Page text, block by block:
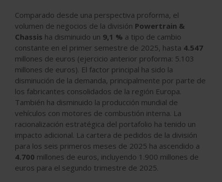
Comparado desde una perspectiva proforma, el
volumen de negocios de la división Powertrain &
Chassis ha disminuido un 9,1 % a tipo de cambio
constante en el primer semestre de 2025, hasta 4.547
millones de euros (ejercicio anterior proforma: 5.103
millones de euros). El factor principal ha sido la
disminución de la demanda, principalmente por parte de
los fabricantes consolidados de la región Europa.
También ha disminuido la producción mundial de
vehículos con motores de combustión interna. La
racionalización estratégica del portafolio ha tenido un
impacto adicional. La cartera de pedidos de la división
para los seis primeros meses de 2025 ha ascendido a
4.700 millones de euros, incluyendo 1.900 millones de
euros para el segundo trimestre de 2025.